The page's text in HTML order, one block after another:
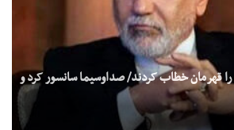
قهرمان خطاب کردند/ صداوسیما سانسور کرد و